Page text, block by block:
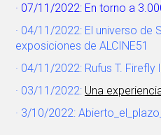
· 07/11/2022: En torno a
· 04/11/2022: El universo de
exposiciones de ALCINE51
· 04/11/2022: Rufus T.
· 03/11/2022: Una
· 3/10/2022: